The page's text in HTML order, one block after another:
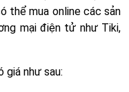
thể mua online các sản
mại điện tử như Tiki,
giá như sau: